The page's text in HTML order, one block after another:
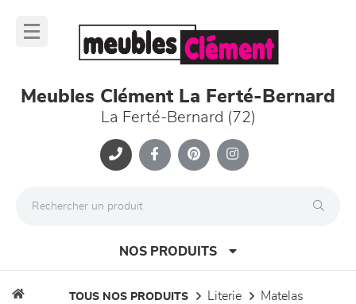
Meubles Clément La Ferté-Bernard
La Ferté-Bernard (72)
NOS PRODUITS
TOUS NOS PRODUITS literie
matelas